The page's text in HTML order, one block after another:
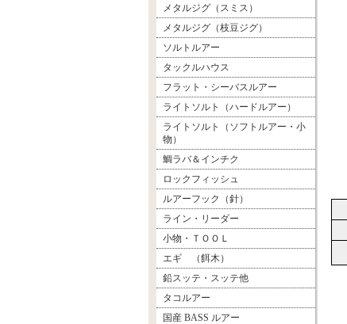
メタルジグ（スミス）
メタルジグ（枝豆ジグ）
ソルトルアー
タックルハウス
フラット・シーバスルアー
ライトソルト（ハードルアー）
ライトソルト（ソフトルアー・小
物）
鯛ラバ＆インチク
ロックフィッシュ
ルアーフック（針）
ライン・リーダー
小物・ＴＯＯＬ
エギ （餌木）
鉛スッテ・スッテ他
タコルアー
国産 BASS ルアー